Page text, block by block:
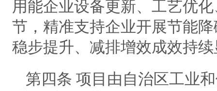
用能企业设备更新、工艺优
节，精准支持企业开展节能
稳步提升、减排增效成效持
第四条 项目由自治区工业